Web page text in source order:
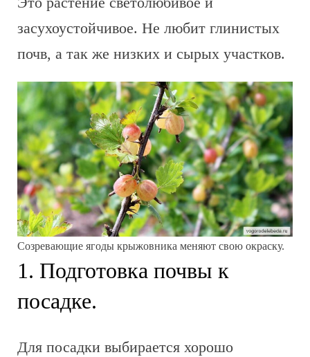
засухоустойчивое. Не любит глинистых
почв, а так же низких и сырых участков.
Созревающие ягоды крыжовника меняют свою окраску.
1. Подготовка почвы к
посадке.
Для посадки выбирается хорошо